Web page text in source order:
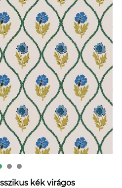
kék virágos